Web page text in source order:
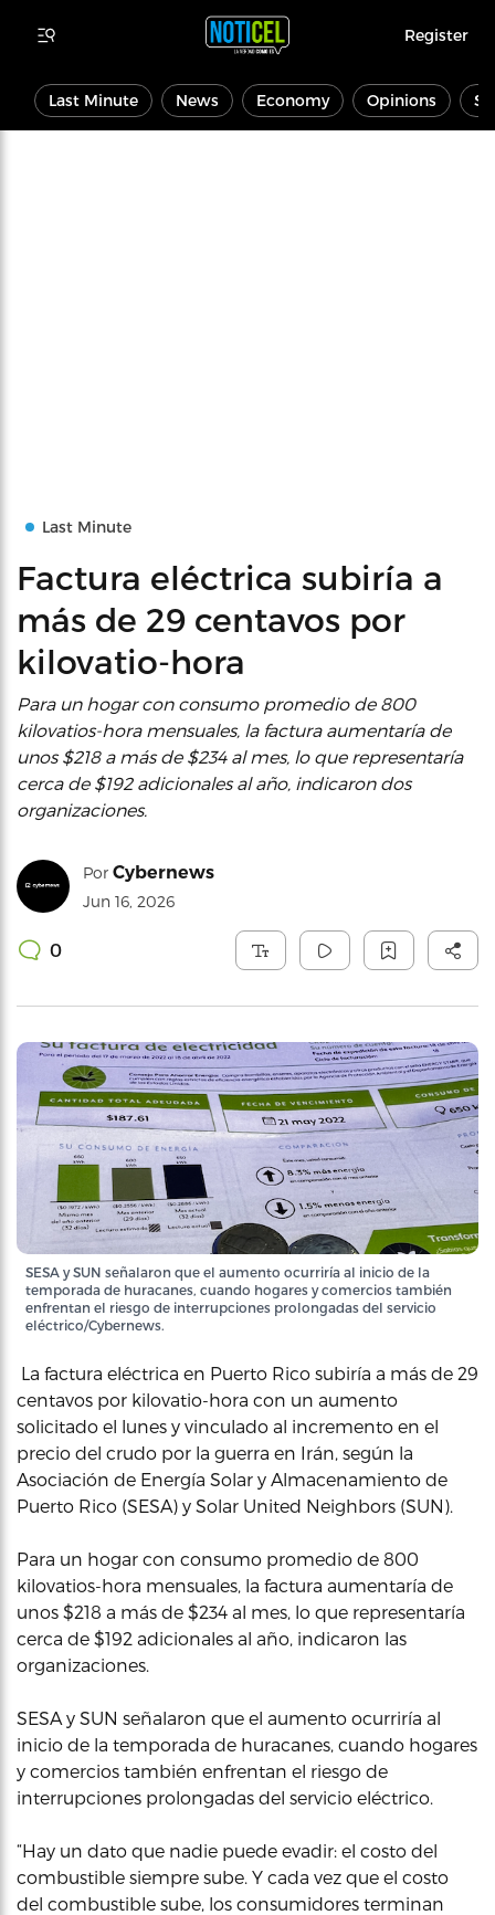
Register
Last Minute News Economy Opinions
Last Minute
Factura eléctrica subiría a
más de 29 centavos por
kilovatio-hora
Para un hogar con consumo promedio de 800
kilovatios-hora mensuales, la factura aumentaría de
unos $218 a más de $234 al mes, lo que representaría
cerca de $192 adicionales al año, indicaron dos
organizaciones.
Por Cybernews
Jun 16, 2026
0
SESA y SUN señalaron que el aumento ocurriría al inicio de la
temporada de huracanes, cuando hogares y comercios también
enfrentan el riesgo de interrupciones prolongadas del servicio
eléctrico/Cybernews.
La factura eléctrica en Puerto Rico subiría a más de 29
centavos por kilovatio-hora con un aumento
solicitado el lunes y vinculado al incremento en el
precio del crudo por la guerra en Irán, según la
Asociación de Energía Solar y Almacenamiento de
Puerto Rico (SESA) y Solar United Neighbors (SUN).
Para un hogar con consumo promedio de 800
kilovatios-hora mensuales, la factura aumentaría de
unos $218 a más de $234 al mes, lo que representaría
cerca de $192 adicionales al año, indicaron las
organizaciones.
SESA y SUN señalaron que el aumento ocurriría al
inicio de la temporada de huracanes, cuando hogares
y comercios también enfrentan el riesgo de
interrupciones prolongadas del servicio eléctrico.
“Hay un dato que nadie puede evadir: el costo del
combustible siempre sube. Y cada vez que el costo
del combustible sube, los consumidores terminan